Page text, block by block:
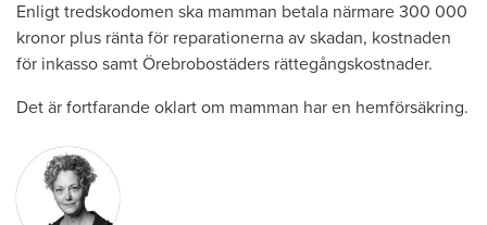
Enligt tredskodomen ska mamman betala närmare 300 000
kronor plus ränta för reparationerna av skadan, kostnaden
för inkasso samt Örebrobostäders rättegångskostnader.
Det är fortfarande oklart om mamman har en hemförsäkring.